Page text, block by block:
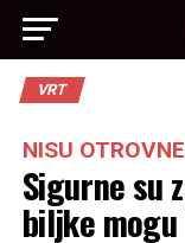
VRT
NISU OTROVNE
Sigurne su
biljke